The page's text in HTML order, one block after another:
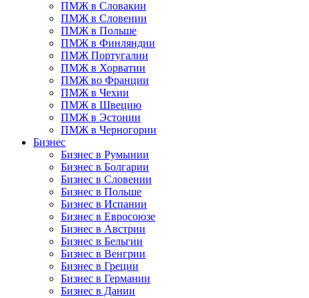
ПМЖ в Словакии
ПМЖ в Словении
ПМЖ в Польше
ПМЖ в Финляндии
ПМЖ Португалии
ПМЖ в Хорватии
ПМЖ во Франции
ПМЖ в Чехии
ПМЖ в Швецию
ПМЖ в Эстонии
ПМЖ в Черногории
Бизнес
Бизнес в Румынии
Бизнес в Болгарии
Бизнес в Словении
Бизнес в Польше
Бизнес в Испании
Бизнес в Евросоюзе
Бизнес в Австрии
Бизнес в Бельгии
Бизнес в Венгрии
Бизнес в Греции
Бизнес в Германии
Бизнес в Дании